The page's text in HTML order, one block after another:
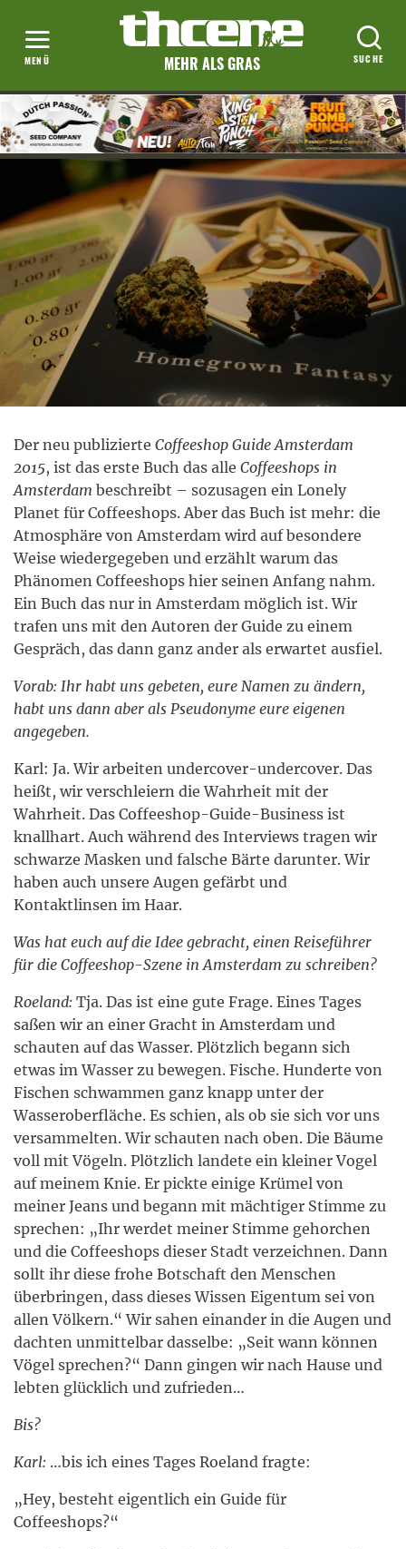
MEHR ALS GRAS
Der neu publizierte Coffeeshop Guide Amsterdam
2015, ist das erste Buch das alle Coffeeshops in
Amsterdam beschreibt – sozusagen ein Lonely
Planet für Coffeeshops. Aber das Buch ist mehr: die
Atmosphäre von Amsterdam wird auf besondere
Weise wiedergegeben und erzählt warum das
Phänomen Coffeeshops hier seinen Anfang nahm.
Ein Buch das nur in Amsterdam möglich ist. Wir
trafen uns mit den Autoren der Guide zu einem
Gespräch, das dann ganz ander als erwartet ausfiel.
Vorab: Ihr habt uns gebeten, eure Namen zu ändern,
habt uns dann aber als Pseudonyme eure eigenen
angegeben.
Karl: Ja. Wir arbeiten undercover-undercover. Das
heißt, wir verschleiern die Wahrheit mit der
Wahrheit. Das Coffeeshop-Guide-Business ist
knallhart. Auch während des Interviews tragen wir
schwarze Masken und falsche Bärte darunter. Wir
haben auch unsere Augen gefärbt und
Kontaktlinsen im Haar.
Was hat euch auf die Idee gebracht, einen Reiseführer
für die Coffeeshop-Szene in Amsterdam zu schreiben?
Roeland: Tja. Das ist eine gute Frage. Eines Tages
saßen wir an einer Gracht in Amsterdam und
schauten auf das Wasser. Plötzlich begann sich
etwas im Wasser zu bewegen. Fische. Hunderte von
Fischen schwammen ganz knapp unter der
Wasseroberfläche. Es schien, als ob sie sich vor uns
versammelten. Wir schauten nach oben. Die Bäume
voll mit Vögeln. Plötzlich landete ein kleiner Vogel
auf meinem Knie. Er pickte einige Krümel von
meiner Jeans und begann mit mächtiger Stimme zu
sprechen: „Ihr werdet meiner Stimme gehorchen
und die Coffeeshops dieser Stadt verzeichnen. Dann
sollt ihr diese frohe Botschaft den Menschen
überbringen, dass dieses Wissen Eigentum sei von
allen Völkern.“ Wir sahen einander in die Augen und
dachten unmittelbar dasselbe: „Seit wann können
Vögel sprechen?“ Dann gingen wir nach Hause und
lebten glücklich und zufrieden…
Bis?
Karl: …bis ich eines Tages Roeland fragte:
„Hey, besteht eigentlich ein Guide für
Coffeeshops?“